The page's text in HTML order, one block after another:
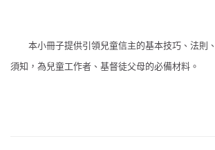
本小冊子提供引領兒童信主的基本技巧、法則
須知，為兒童工作者、基督徒父母的必備材料。